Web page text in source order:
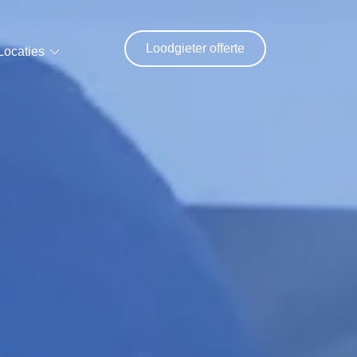
Loodgieter offerte